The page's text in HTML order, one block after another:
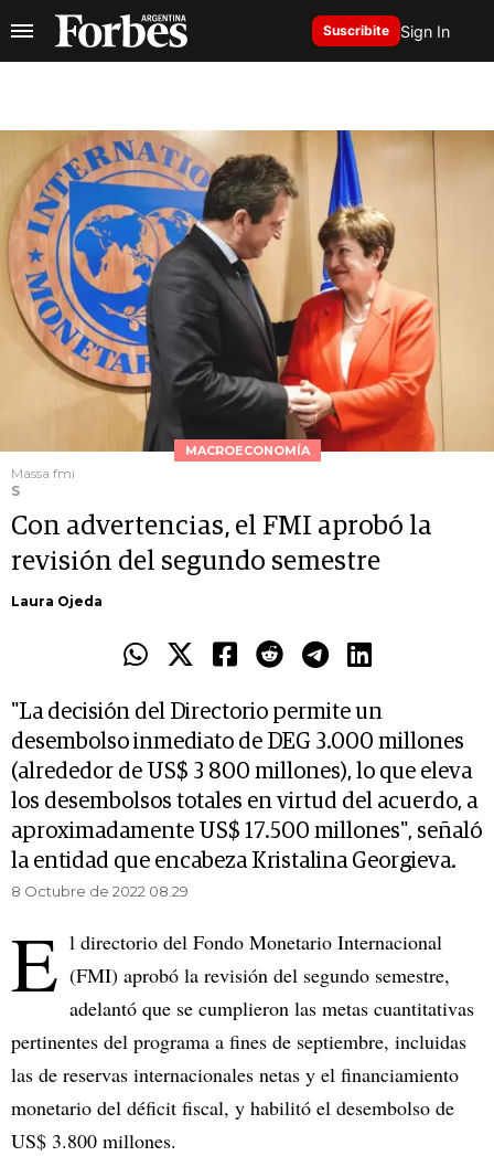
Suscribite Sign In
MACROECONOMÍA
Massa fmi
S
Con advertencias, el FMI aprobó la
revisión del segundo semestre
Laura Ojeda
"La decisión del Directorio permite un
desembolso inmediato de DEG 3.000 millones
(alrededor de US$ 3 800 millones), lo que eleva
los desembolsos totales en virtud del acuerdo, a
aproximadamente US$ 17.500 millones", señaló
la entidad que encabeza Kristalina Georgieva.
8 Octubre de 2022 08.29
E l directorio del Fondo Monetario Internacional
(FMI) aprobó la revisión del segundo semestre,
adelantó que se cumplieron las metas cuantitativas
pertinentes del programa a fines de septiembre, incluidas
las de reservas internacionales netas y el financiamiento
monetario del déficit fiscal, y habilitó el desembolso de
US$ 3.800 millones.